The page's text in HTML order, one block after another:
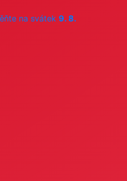
na svátek 9. 8.